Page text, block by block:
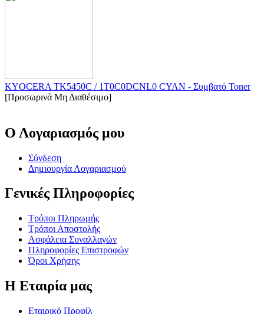
KYOCERA TK5450C / 1T0C0DCNL0 CYAN - Συμβατό Toner
[Προσωρινά Μη Διαθέσιμο]
Ο Λογαριασμός μου
Σύνδεση
Δημιουργία Λογαριασμού
Γενικές Πληροφορίες
Τρόποι Πληρωμής
Τρόποι Αποστολής
Ασφάλεια Συναλλαγών
Πληροφορίες Επιστροφών
Όροι Χρήσης
Η Εταιρία μας
Εταιρικό Προφίλ